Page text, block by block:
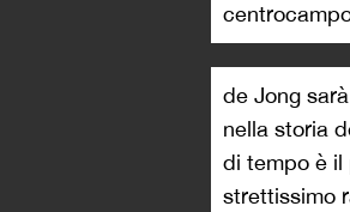
de Jong
nella storia
di tempo è il
strettissimo